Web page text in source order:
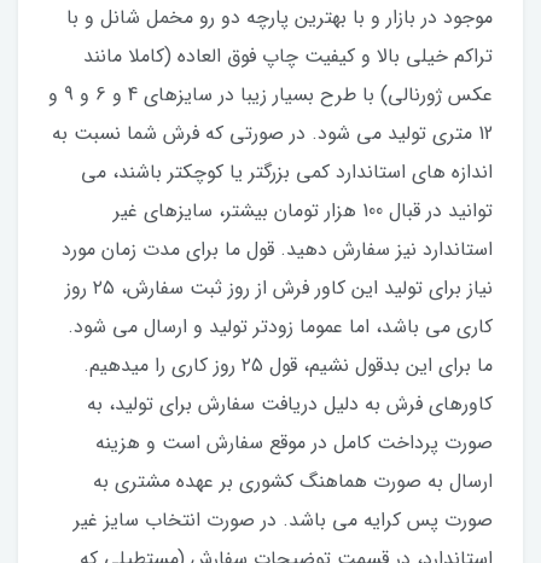
موجود در بازار و با بهترین پارچه دو رو مخمل شانل و با
تراکم خیلی بالا و کیفیت چاپ فوق العاده (کاملا مانند
عکس ژورنالی) با طرح بسیار زیبا در سایزهای 4 و 6 و 9 و
12 متری تولید می شود. در صورتی که فرش شما نسبت به
اندازه های استاندارد کمی بزرگتر یا کوچکتر باشند، می
توانید در قبال 100 هزار تومان بیشتر، سایزهای غیر
استاندارد نیز سفارش دهید. قول ما برای مدت زمان مورد
نیاز برای تولید این کاور فرش از روز ثبت سفارش، ۲۵ روز
کاری می باشد، اما عموما زودتر تولید و ارسال می شود.
ما برای این بدقول نشیم، قول ۲۵ روز کاری را میدهیم.
کاورهای فرش به دلیل دریافت سفارش برای تولید، به
صورت پرداخت کامل در موقع سفارش است و هزینه
ارسال به صورت هماهنگ کشوری بر عهده مشتری به
صورت پس کرایه می باشد. در صورت انتخاب سایز غیر